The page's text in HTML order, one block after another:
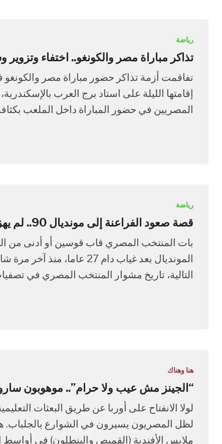
رياضة
تذاكر مباراة مصر والكونغو.. اختفاء وتزوير وسوق
تفاقمت أزمة تذاكر حضور مباراة مصر والكونغو
إقامتها الليلة على استاد برج العرب
المصريين في حضور المباراة داخل الملعب
رياضة
قصة صعود الفراعنة إلى مونديال 90.. لم يهزم على أرضه وهدف للعميد أدخله التاريخ
التالية، تاريخ مشوار المنتخب المصري في تصفيات أفريقيا 1989 التي أهلته
هنا وهناك
“الجينز مش عيب ولا حرام”.. موهوبون
لولا الانفتاح على أوربا عن طريق البعثات
لظل المصريون يسيرون في الشوارع
ملابس الأفندية (القميص والبنطلون) في أواسط